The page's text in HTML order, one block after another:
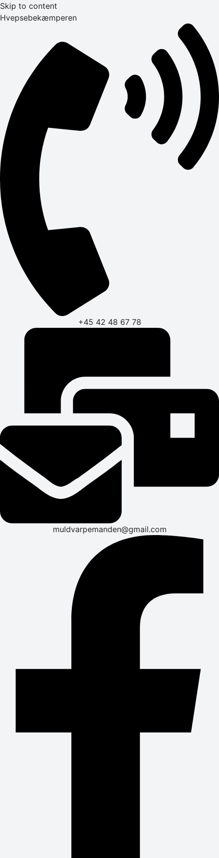
Skip to content
Hvepsebekæmperen
+45 42 48 67 78
muldvarpemanden@gmail.com